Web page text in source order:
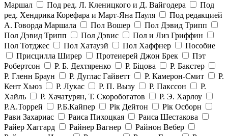
Маршал
Под ред. Л. Кленицкого и Д. Вайгодера
Под
ред. Хендрика Корефара и Март-Яна Пауля
Под редакцией
А. Говорда Маршала
Пол Вошер
Пол Дэвид Трипп
Пол Дэвид Трипп
Пол Дэвис
Пол и Лиз Гриффин
Пол Тотджес
Пол Хатауэй Пол Хаффнер
Пособие
Присцилла Ширер
Протеиерей Джон Брек
Пэт
Робертсон
Р. Б. Дехтяренко Р. Біцова
Р. Бакстер
Р. Гленн Браун
Р. Дуглас Гайветт Р. Камерон-Смит
Р.
Кент Хьюз
Р. Лукас Р. П. Вызу Р. Пакссон
Р.
Хайль
Р. Хачатурян, Т. Скоробогатов
Р. Э. Харлоу
Р.А.Торрей
Р.Б.Кайпер Рік Дейтон
Рік Осборн
Рави Захариас
Раиса Пихоцкая
Раиса Шестакова
Райер Хаггард
Райнер Вагнер
Райнон Вебер